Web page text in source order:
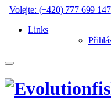
Volejte: (+420) 777 699 147
Links